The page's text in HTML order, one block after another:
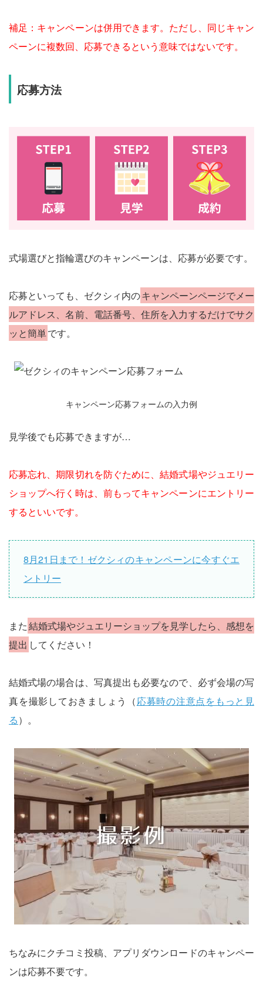
補足：キャンペーンは併用できます。ただし、同じキャン
ペーンに複数回、応募できるという意味ではないです。
応募方法
式場選びと指輪選びのキャンペーンは、応募が必要です。
応募といっても、ゼクシィ内のキャンペーンページでメー
ルアドレス、名前、電話番号、住所を入力するだけでサク
ッと簡単です。
キャンペーン応募フォームの入力例
見学後でも応募できますが…
応募忘れ、期限切れを防ぐために、結婚式場やジュエリー
ショップへ行く時は、前もってキャンペーンにエントリー
するといいです。
8月21日まで！ゼクシィのキャンペーンに今すぐエ
ントリー
また結婚式場やジュエリーショップを見学したら、感想を
提出 してください！
結婚式場の場合は、写真提出も必要なので、必ず会場の写
真を撮影しておきましょう（応募時の注意点をもっと見
る）。
ちなみにクチコミ投稿、アプリダウンロードのキャンペー
ンは応募不要です。